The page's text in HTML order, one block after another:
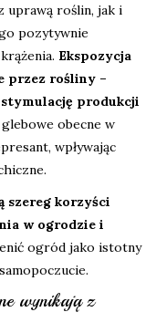
uprawą roślin, jak i
pozytywnie
Ekspozycja
przez rośliny –
produkcji
obecne w
wpływając
szereg korzyści
w ogrodzie i
ogród jako istotny
wynikają z